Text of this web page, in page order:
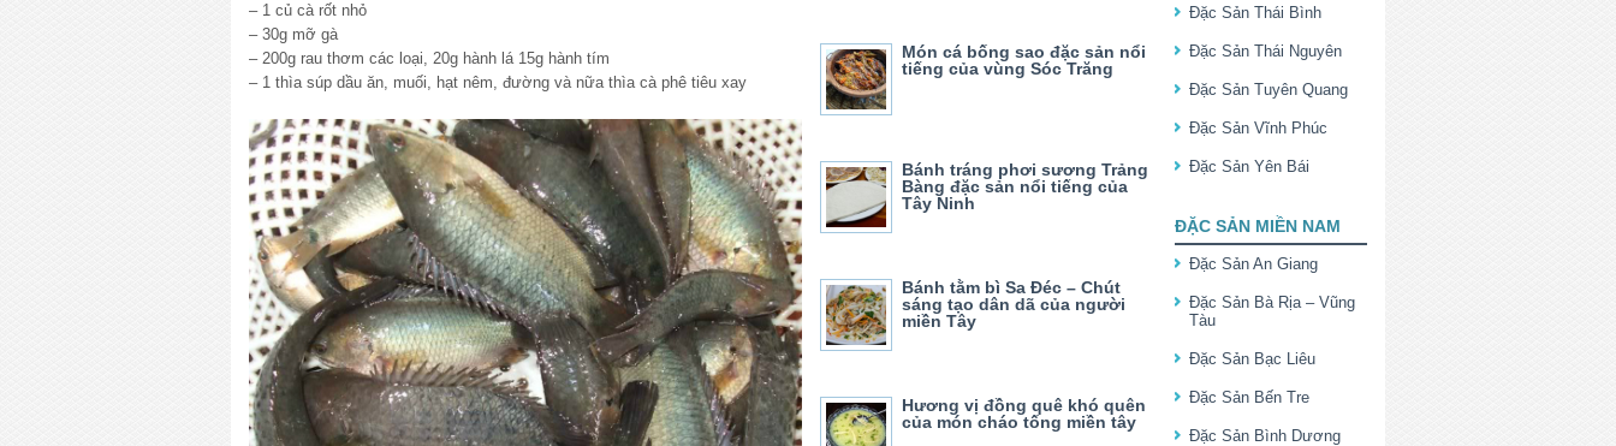
– 1 củ cà rốt nhỏ
– 30g mỡ gà
– 200g rau thơm các loại, 20g hành lá 15g hành tím
– 1 thìa súp dầu ăn, muối, hạt nêm, đường và nữa thìa cà phê tiêu xay
Món cá bống sao đặc sản nổi
tiếng của vùng Sóc Trăng
Bánh tráng phơi sương Trảng
Bàng đặc sản nổi tiếng của
Tây Ninh
Bánh tằm bì Sa Đéc – Chút
sáng tạo dân dã của người
miền Tây
Hương vị đồng quê khó quên
của món cháo tống miền tây
Đặc Sản Thái Bình
Đặc Sản Thái Nguyên
Đặc Sản Tuyên Quang
Đặc Sản Vĩnh Phúc
Đặc Sản Yên Bái
ĐẶC SẢN MIỀN NAM
Đặc Sản An Giang
Đặc Sản Bà Rịa – Vũng
Tàu
Đặc Sản Bạc Liêu
Đặc Sản Bến Tre
Đặc Sản Bình Dương